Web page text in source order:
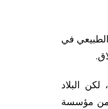
الطبيعي في
البلاد
من مؤسسة